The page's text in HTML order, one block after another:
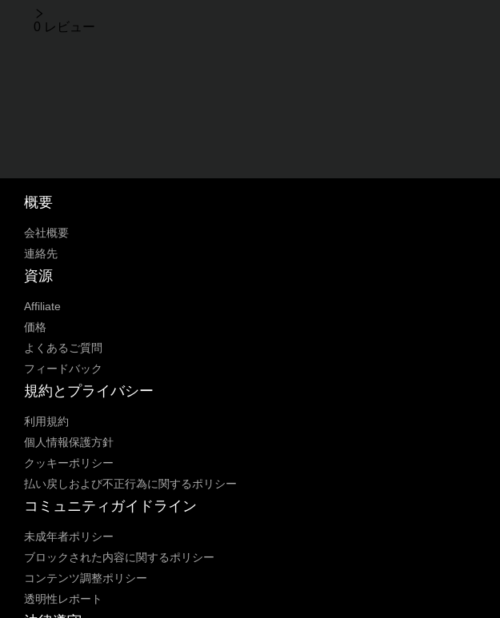
レビュー
0 レビュー
概要
会社概要
連絡先
資源
Affiliate
価格
よくあるご質問
フィードバック
規約とプライバシー
利用規約
個人情報保護方針
クッキーポリシー
払い戻しおよび不正行為に関するポリシー
コミュニティガイドライン
未成年者ポリシー
ブロックされた内容に関するポリシー
コンテンツ調整ポリシー
透明性レポート